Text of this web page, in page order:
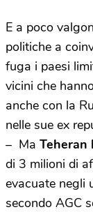
E a poco
politiche a
fuga i paesi
vicini che
anche con la
nelle sue ex
– Ma Teheran
di 3 milioni di
evacuate negli
secondo AGC